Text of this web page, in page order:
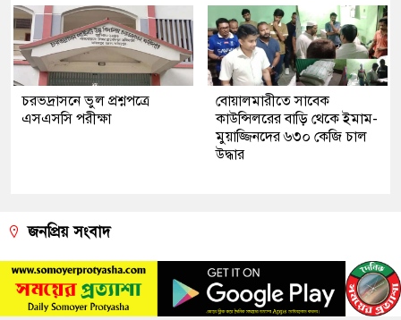
চরভদ্রাসনে ভুল প্রশ্নপত্রে
এসএসসি পরীক্ষা
বোয়ালমারীতে সাবেক
কাউন্সিলরের বাড়ি থেকে ইমাম-
মুয়াজ্জিনদের ৬৩০ কেজি চাল
উদ্ধার
জনপ্রিয় সংবাদ